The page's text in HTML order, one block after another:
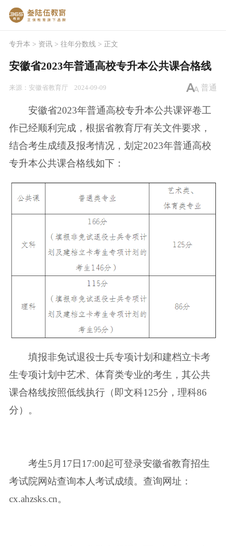
专升本 > 资讯> 往年分数线 > 正文
安徽省2023年普通高校专升本公共课合格线
来源： 安徽省教育厅 2024-09-09 普通
安徽省2023年普通高校专升本公共课评卷工
作已经顺利完成，根据省教育厅有关文件要求，
结合考生成绩及报考情况，划定2023年普通高校
专升本公共课合格线如下：
填报非免试退役士兵专项计划和建档立卡考
生专项计划中艺术、体育类专业的考生，其公共
课合格线按照低线执行（即文科125分，理科86
分）。
考生5月17日17:00起可登录安徽省教育招生
考试院网站查询本人考试成绩。查询网址：
cx.ahzsks.cn。